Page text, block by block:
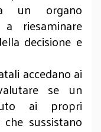
un organo
riesaminare
decisione e
accedano ai
se un
ai propri
sussistano